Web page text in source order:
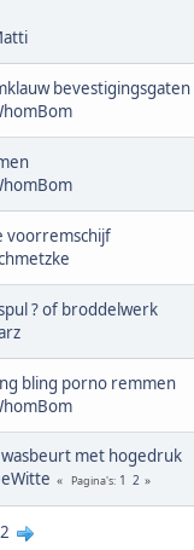
bevestigingsgaten
voorremschijf
? of broddelwerk
bling porno remmen
wasbeurt met hogedruk
Pagina's 1 2
2